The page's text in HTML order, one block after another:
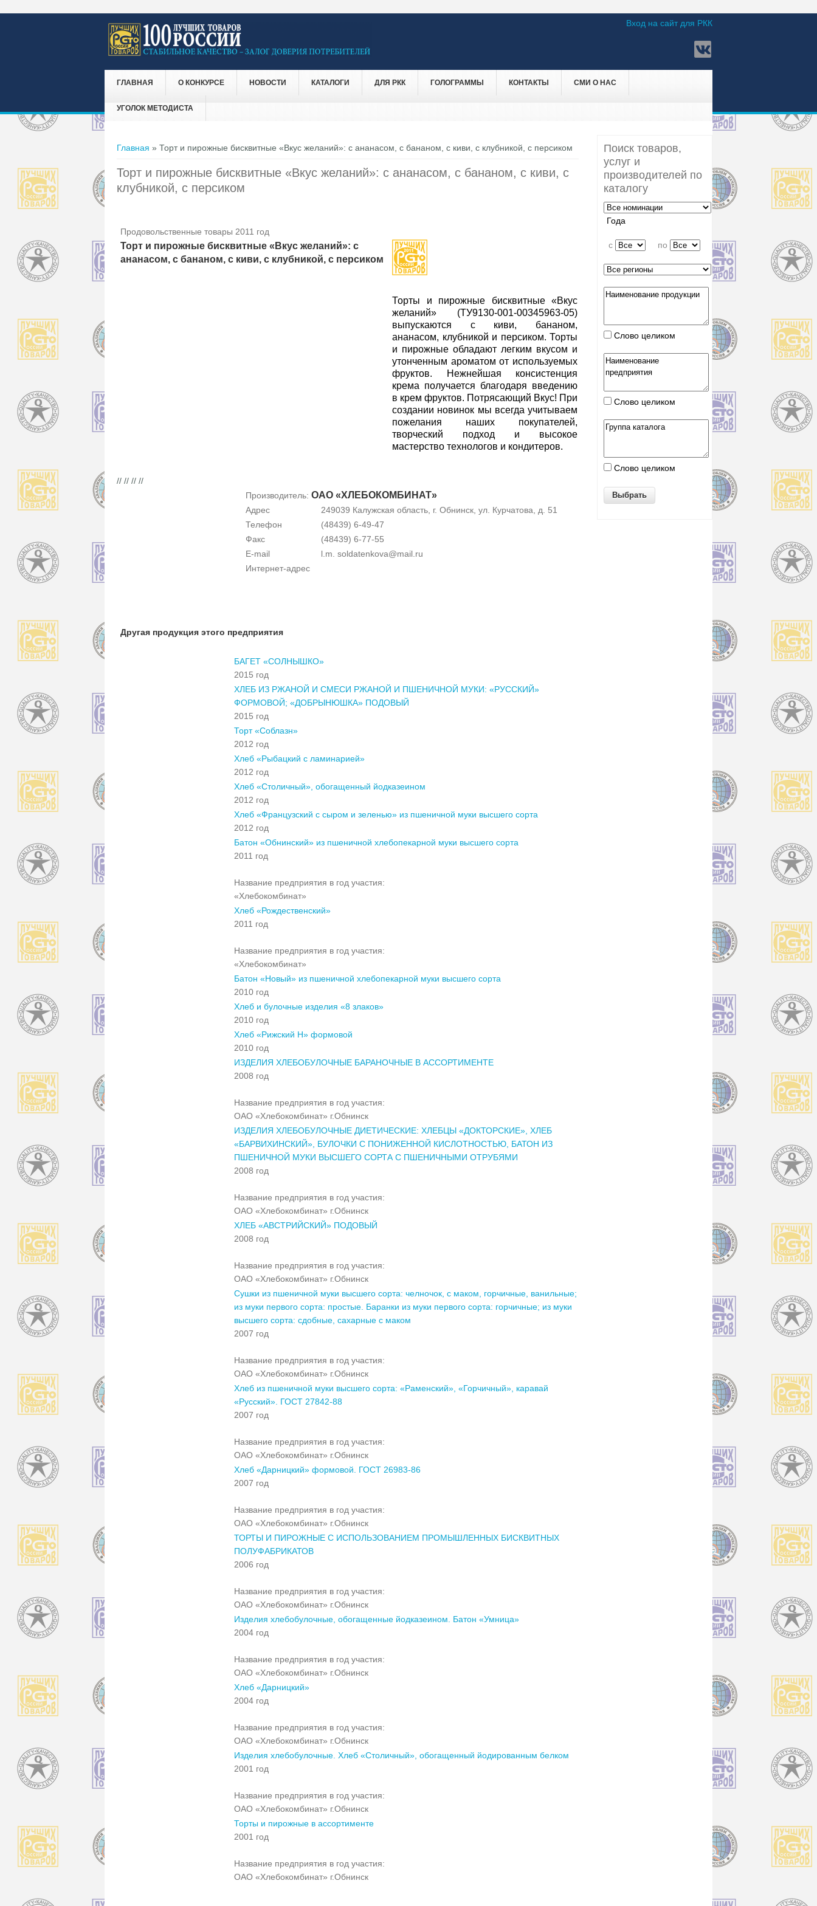
Вход на сайт для РКК
ГЛАВНАЯ О КОНКУРСЕ НОВОСТИ КАТАЛОГИ ДЛЯ РКК ГОЛОГРАММЫ КОНТАКТЫ СМИ О НАС
УГОЛОК МЕТОДИСТА
Вы здесь
Главная » Торт и пирожные бисквитные «Вкус желаний»: с ананасом, с бананом, с киви, с клубникой, с персиком
Торт и пирожные бисквитные «Вкус желаний»: с ананасом, с бананом, с киви, с
клубникой, с персиком
Продовольственные товары 2011 год
Торт и пирожные бисквитные «Вкус желаний»: с
ананасом, с бананом, с киви, с клубникой, с персиком
Торты и пирожные бисквитные «Вкус
желаний» (ТУ9130-001-00345963-05)
выпускаются с киви, бананом,
ананасом, клубникой и персиком. Торты
и пирожные обладают легким вкусом и
утонченным ароматом от используемых
фруктов. Нежнейшая консистенция
крема получается благодаря введению
в крем фруктов. Потрясающий Вкус! При
создании новинок мы всегда учитываем
пожелания наших покупателей,
творческий подход и высокое
мастерство технологов и кондитеров.
// // // //
Производитель: ОАО «ХЛЕБОКОМБИНАТ»
Адрес
249039 Калужская область, г. Обнинск, ул. Курчатова, д. 51
Телефон
(48439) 6-49-47
Факс
(48439) 6-77-55
E-mail
l.m. soldatenkova@mail.ru
Интернет-адрес
Другая продукция этого предприятия
БАГЕТ «СОЛНЫШКО»
2015 год
ХЛЕБ ИЗ РЖАНОЙ И СМЕСИ РЖАНОЙ И ПШЕНИЧНОЙ МУКИ: «РУССКИЙ»
ФОРМОВОЙ; «ДОБРЫНЮШКА» ПОДОВЫЙ
2015 год
Торт «Соблазн»
2012 год
Хлеб «Рыбацкий с ламинарией»
2012 год
Хлеб «Столичный», обогащенный йодказеином
2012 год
Хлеб «Французский с сыром и зеленью» из пшеничной муки высшего сорта
2012 год
Батон «Обнинский» из пшеничной хлебопекарной муки высшего сорта
2011 год
Название предприятия в год участия:
«Хлебокомбинат»
Хлеб «Рождественский»
2011 год
Название предприятия в год участия:
«Хлебокомбинат»
Батон «Новый» из пшеничной хлебопекарной муки высшего сорта
2010 год
Хлеб и булочные изделия «8 злаков»
2010 год
Хлеб «Рижский Н» формовой
2010 год
ИЗДЕЛИЯ ХЛЕБОБУЛОЧНЫЕ БАРАНОЧНЫЕ В АССОРТИМЕНТЕ
2008 год
Название предприятия в год участия:
ОАО «Хлебокомбинат» г.Обнинск
ИЗДЕЛИЯ ХЛЕБОБУЛОЧНЫЕ ДИЕТИЧЕСКИЕ: ХЛЕБЦЫ «ДОКТОРСКИЕ», ХЛЕБ
«БАРВИХИНСКИЙ», БУЛОЧКИ С ПОНИЖЕННОЙ КИСЛОТНОСТЬЮ, БАТОН ИЗ
ПШЕНИЧНОЙ МУКИ ВЫСШЕГО СОРТА С ПШЕНИЧНЫМИ ОТРУБЯМИ
2008 год
Название предприятия в год участия:
ОАО «Хлебокомбинат» г.Обнинск
ХЛЕБ «АВСТРИЙСКИЙ» ПОДОВЫЙ
2008 год
Название предприятия в год участия:
ОАО «Хлебокомбинат» г.Обнинск
Сушки из пшеничной муки высшего сорта: челночок, с маком, горчичные, ванильные;
из муки первого сорта: простые. Баранки из муки первого сорта: горчичные; из муки
высшего сорта: сдобные, сахарные с маком
2007 год
Название предприятия в год участия:
ОАО «Хлебокомбинат» г.Обнинск
Хлеб из пшеничной муки высшего сорта: «Раменский», «Горчичный», каравай
«Русский». ГОСТ 27842-88
2007 год
Название предприятия в год участия:
ОАО «Хлебокомбинат» г.Обнинск
Хлеб «Дарницкий» формовой. ГОСТ 26983-86
2007 год
Название предприятия в год участия:
ОАО «Хлебокомбинат» г.Обнинск
ТОРТЫ И ПИРОЖНЫЕ С ИСПОЛЬЗОВАНИЕМ ПРОМЫШЛЕННЫХ БИСКВИТНЫХ
ПОЛУФАБРИКАТОВ
2006 год
Название предприятия в год участия:
ОАО «Хлебокомбинат» г.Обнинск
Изделия хлебобулочные, обогащенные йодказеином. Батон «Умница»
2004 год
Название предприятия в год участия:
ОАО «Хлебокомбинат» г.Обнинск
Хлеб «Дарницкий»
2004 год
Название предприятия в год участия:
ОАО «Хлебокомбинат» г.Обнинск
Изделия хлебобулочные. Хлеб «Столичный», обогащенный йодированным белком
2001 год
Название предприятия в год участия:
ОАО «Хлебокомбинат» г.Обнинск
Торты и пирожные в ассортименте
2001 год
Название предприятия в год участия:
ОАО «Хлебокомбинат» г.Обнинск
Поиск товаров,
услуг и
производителей по
каталогу
Года
c по
Слово целиком
Слово целиком
Слово целиком